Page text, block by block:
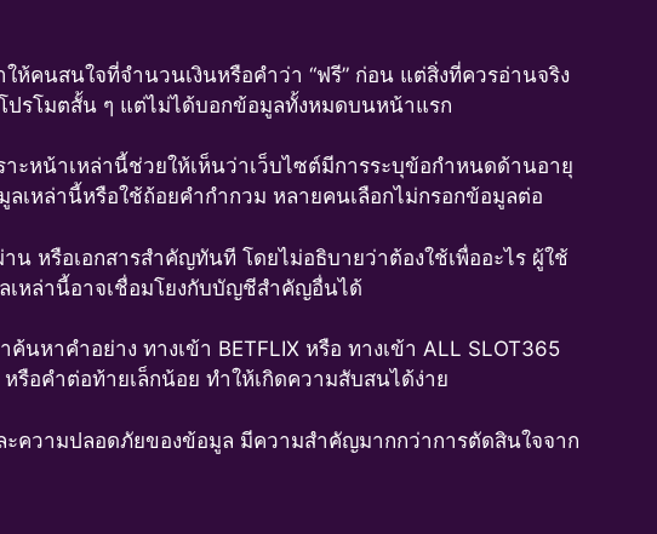
คนสนใจที่จำนวนเงินหรือคำว่า “ฟรี” ก่อน แต่สิ่งที่ควรอ่านจริง
ปรโมตสั้น ๆ แต่ไม่ได้บอกข้อมูลทั้งหมดบนหน้าแรก
ะหน้าเหล่านี้ช่วยให้เห็นว่าเว็บไซต์มีการระบุข้อกำหนดด้านอายุ
เหล่านี้หรือใช้ถ้อยคำกำกวม หลายคนเลือกไม่กรอกข้อมูลต่อ
หรือเอกสารสำคัญทันที โดยไม่อธิบายว่าต้องใช้เพื่ออะไร ผู้ใช้
เหล่านี้อาจเชื่อมโยงกับบัญชีสำคัญอื่นได้
นหาคำอย่าง ทางเข้า BETFLIX หรือ ทางเข้า ALL SLOT365
รือคำต่อท้ายเล็กน้อย ทำให้เกิดความสับสนได้ง่าย
ความปลอดภัยของข้อมูล มีความสำคัญมากกว่าการตัดสินใจจาก